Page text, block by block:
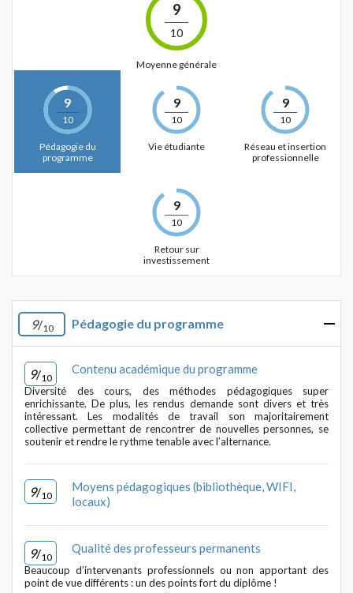
9
10
Moyenne générale
9
10
Pédagogie du
programme
9
10
Vie étudiante
9
10
Réseau et insertion
professionnelle
9
10
Retour sur
investissement
9/10 Pédagogie du programme
9/10
Contenu académique du programme
Diversité des cours, des méthodes pédagogiques super
enrichissante. De plus, les rendus demande sont divers et très
intéressant. Les modalités de travail son majoritairement
collective permettant de rencontrer de nouvelles personnes, se
soutenir et rendre le rythme tenable avec l’alternance.
9/10
Moyens pédagogiques (bibliothèque, WIFI,
locaux)
9/10
Qualité des professeurs permanents
Beaucoup d’intervenants professionnels ou non apportant des
point de vue différents : un des points fort du diplôme !